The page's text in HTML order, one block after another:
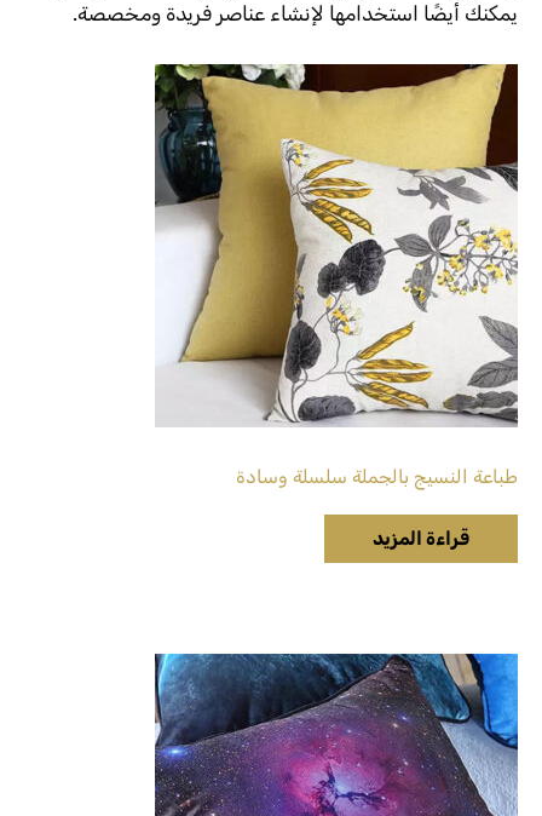
يمكنك أيضًا استخدامها لإنشاء عناصر فريدة ومخصصة.
طباعة النسيج بالجملة سلسلة وسادة
قراءة المزيد